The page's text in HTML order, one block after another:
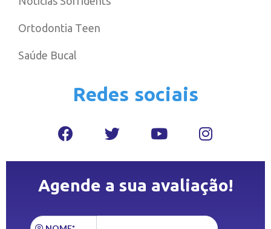
Ortodontia Teen
Saúde Bucal
Redes sociais
Agende a sua avaliação!